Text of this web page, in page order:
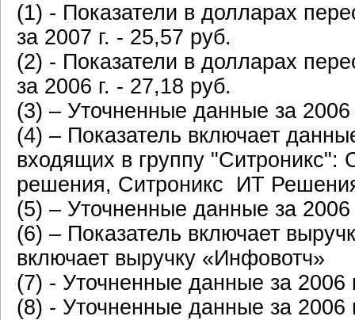
(1) - Показатели в долларах
за 2007 г. - 25,57 руб.
(2) - Показатели в долларах
за 2006 г. - 27,18 руб.
(3) – Уточненные данные за
(4) – Показатель включает
входящих в группу "Ситроникс":
решения, Ситроникс ИТ
(5) – Уточненные данные за 2006
(6) – Показатель включает
включает выручку «Инфовотч»
(7) - Уточненные данные за 2006
(8) - Уточненные данные за 2006